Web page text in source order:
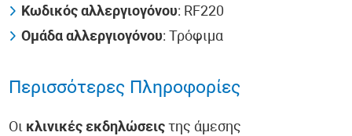
Κωδικός αλλεργιογόνου: RF220
Ομάδα αλλεργιογόνου: Τρόφιμα
Περισσότερες Πληροφορίες
Οι κλινικές εκδηλώσεις της άμεσης